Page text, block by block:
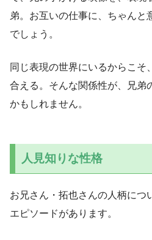
弟。お互いの仕事に、ちゃんと
でしょう。
同じ表現の世界にいるからこそ
合える。そんな関係性が、兄弟
かもしれません。
人見知りな性格
お兄さん・拓也さんの人柄につ
エピソードがあります。